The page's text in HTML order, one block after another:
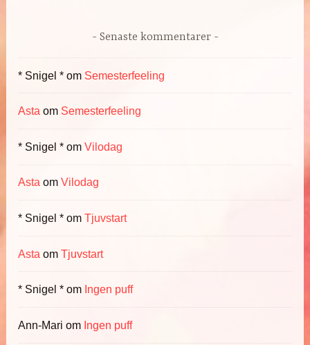
Senaste kommentarer
* Snigel * om Semesterfeeling
Asta om Semesterfeeling
* Snigel * omVilodag
Asta omVilodag
* Snigel * omTjuvstart
Asta omTjuvstart
* Snigel * om Ingen puff
Ann-Mari om Ingen puff